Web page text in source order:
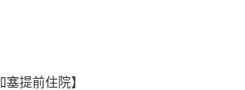
提前住院】